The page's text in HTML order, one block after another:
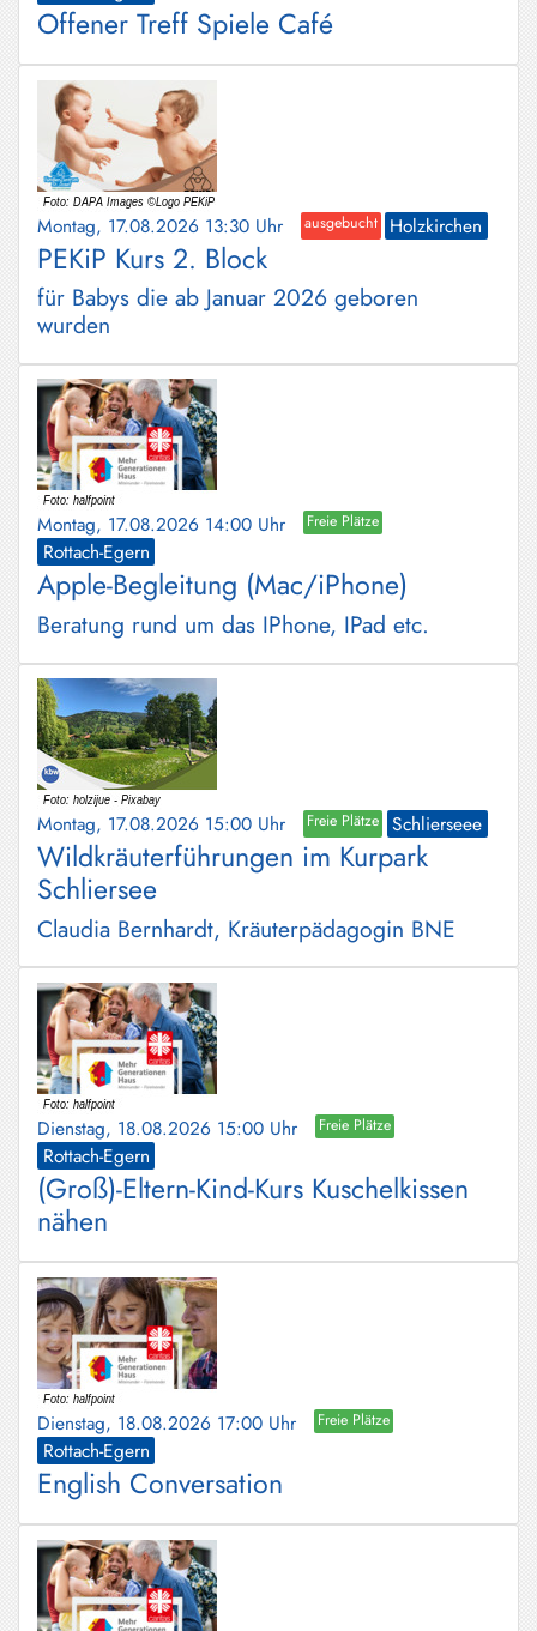
Offener Treff Spiele Café
Montag, 17.08.2026 13:30 Uhr ausgebucht Holzkirchen
PEKiP Kurs 2. Block
für Babys die ab Januar 2026 geboren
wurden
Montag, 17.08.2026 14:00 Uhr Freie Plätze
Rottach-Egern
Apple-Begleitung (Mac/iPhone)
Beratung rund um das IPhone, IPad etc.
Montag, 17.08.2026 15:00 Uhr Freie Plätze Schlierseee
Wildkräuterführungen im Kurpark
Schliersee
Claudia Bernhardt, Kräuterpädagogin BNE
Dienstag, 18.08.2026 15:00 Uhr Freie Plätze
Rottach-Egern
(Groß)-Eltern-Kind-Kurs Kuschelkissen
nähen
Dienstag, 18.08.2026 17:00 Uhr Freie Plätze
Rottach-Egern
English Conversation